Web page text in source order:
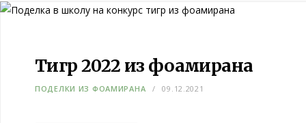
Тигр 2022 из фоамирана
ПОДЕЛКИ ИЗ ФОАМИРАНА 09.12.2021